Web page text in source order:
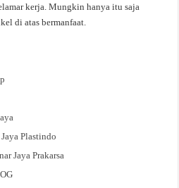
kerja. Mungkin hanya itu saja
di atas bermanfaat.
Plastindo
Jaya Prakarsa